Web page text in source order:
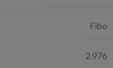
Fibo
2.976